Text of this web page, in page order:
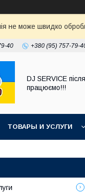
не може швидко
40 +380 (95) 757-79-
DJ SERVICE
працюємо!!!
ТОВАРЫ И УСЛУГИ